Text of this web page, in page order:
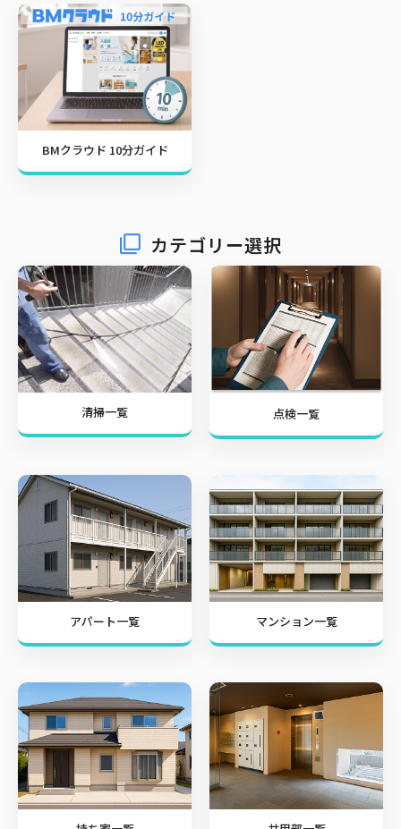
BMクラウド 10分ガイド
カテゴリー選択
清掃一覧 点検一覧
アパート一覧 マンション一覧